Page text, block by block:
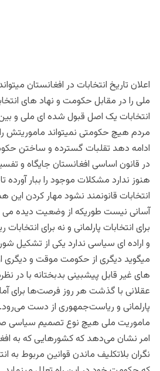
اعلان تاریخ انتخابات در افغانستان
ملی را در مقابل حکومت و نهاد های
انتخابات یک اصل قبول شده ای ملی و
مردم هیچ حکومتی نمیتواند ماموریتش را
ادامه دهد تقلبات گسترده و ساختن
در قانون اساسی افغانستان جایگاه و
هنوز ندارد مشکلات موجود را ببار آورده
انتخابات قانونمند نشود مهار کردن این
آسانی نیست طوریکه از وضعیت دیده می
برای انتخابات پارلمانی و نه برای
و اراده ای سیاسی ندارد یکی از تشکیل
میگوید دیگری از حکومت موقت و دیگری
های غیر قابل پیشبینی بدبختانه با در
عقلانی با گذشت هر روز فرصت‌ها برای
پارلمانی و ریاست‌جمهوری از دست
ماموریت ملی هیچ نوع تصمیم سیاسی
امر نشان می‌دهد که کشورهایی که به
نگران بلاتکلیف ماندن قوانین مربوط به